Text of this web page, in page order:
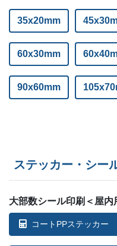
35x20mm
60x30mm
90x60mm
ステッカー・シー
大部数シール印刷＜屋内
コートPPステッカー